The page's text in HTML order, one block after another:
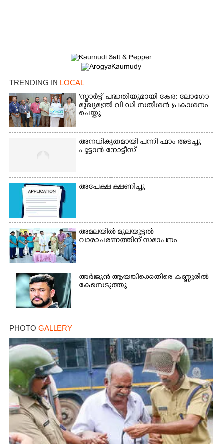
TRENDING IN LOCAL
'സ്മാർട്ട്' പദ്ധതിയുമായി കേര; ലോഗോ
മുഖ്യമന്ത്രി വി ഡി സതീശൻ പ്രകാശനം
ചെയ്തു
അനധികൃതമായി പന്നി ഫാം അടച്ചു
പൂട്ടാൻ നോട്ടീസ്
അപേക്ഷ ക്ഷണിച്ചു
അമലയിൽ മുലയൂട്ടൽ
വാരാചരണത്തിന് സമാപനം
അർജുൻ ആയങ്കിക്കെതിരെ കണ്ണൂരിൽ
കേസെടുത്തു
PHOTO GALLERY